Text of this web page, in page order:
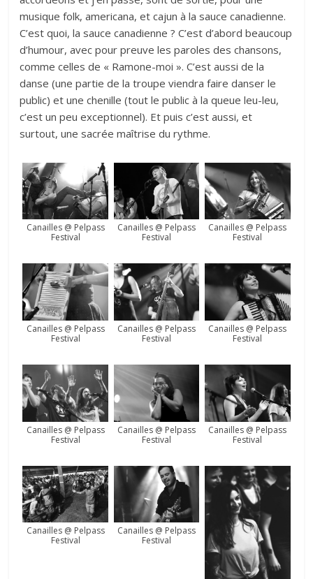
musique folk, americana, et cajun à la sauce canadienne.
C’est quoi, la sauce canadienne ? C’est d’abord beaucoup
d’humour, avec pour preuve les paroles des chansons,
comme celles de « Ramone-moi ». C’est aussi de la
danse (une partie de la troupe viendra faire danser le
public) et une chenille (tout le public à la queue leu-leu,
c’est un peu exceptionnel). Et puis c’est aussi, et
surtout, une sacrée maîtrise du rythme.
Canailles @ Pelpass
Festival
Canailles @ Pelpass
Festival
Canailles @ Pelpass
Festival
Canailles @ Pelpass
Festival
Canailles @ Pelpass
Festival
Canailles @ Pelpass
Festival
Canailles @ Pelpass
Festival
Canailles @ Pelpass
Festival
Canailles @ Pelpass
Festival
Canailles @ Pelpass
Festival
Canailles @ Pelpass
Festival